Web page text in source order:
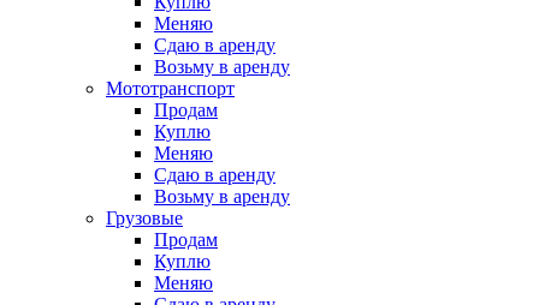
Меняю
Сдаю в аренду
Возьму в аренду
Мототранспорт
Продам
Куплю
Меняю
Сдаю в аренду
Возьму в аренду
Грузовые
Продам
Куплю
Меняю